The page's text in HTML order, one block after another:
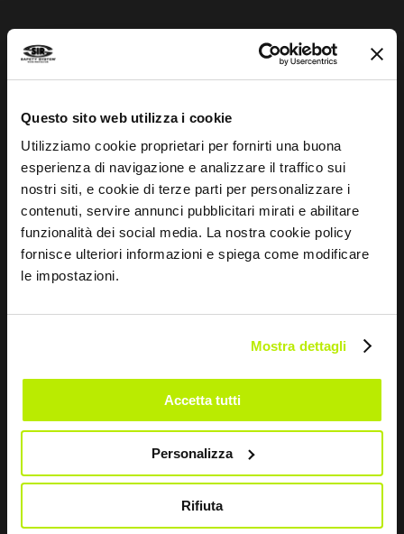
Questo sito web utilizza i cookie
Utilizziamo cookie proprietari per fornirti una buona
esperienza di navigazione e analizzare il traffico sui
nostri siti, e cookie di terze parti per personalizzare i
contenuti, servire annunci pubblicitari mirati e abilitare
funzionalità dei social media. La nostra cookie policy
fornisce ulteriori informazioni e spiega come modificare
le impostazioni.
Mostra dettagli
Accetta tutti
Personalizza
Rifiuta
Concordo
Dou o meu consentimento para o tratamento dos
dados para fins de Marketing e para receber
sms e newsletter, inclusive através do uso de redes
sociais
ENVIAR
Investigação e desenvolvimento